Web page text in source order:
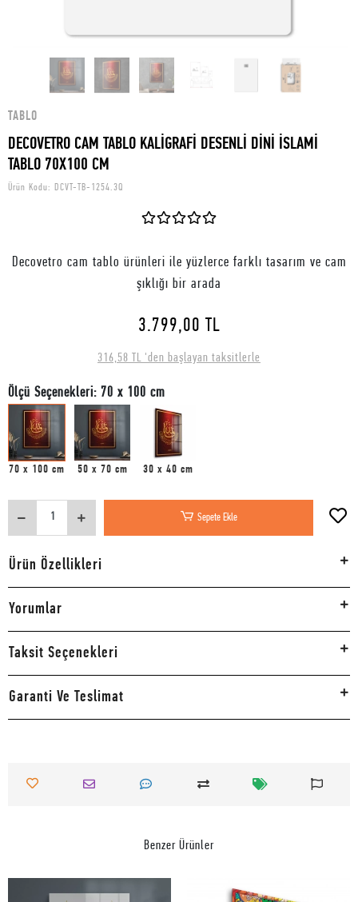
TABLO
DECOVETRO CAM TABLO KALİGRAFİ DESENLİ DİNİ İSLAMİ
TABLO 70X100 CM
Ürün Kodu: DCVT-TB-1254.3Q
Decovetro cam tablo ürünleri ile yüzlerce farklı tasarım ve cam
şıklığı bir arada
3.799,00 TL
316,58 TL 'den başlayan taksitlerle
Ölçü Seçenekleri: 70 x 100 cm
70 x 100 cm 50 x 70 cm 30 x 40 cm
Sepete Ekle
Ürün Özellikleri
Yorumlar
Taksit Seçenekleri
Garanti Ve Teslimat
Benzer Ürünler